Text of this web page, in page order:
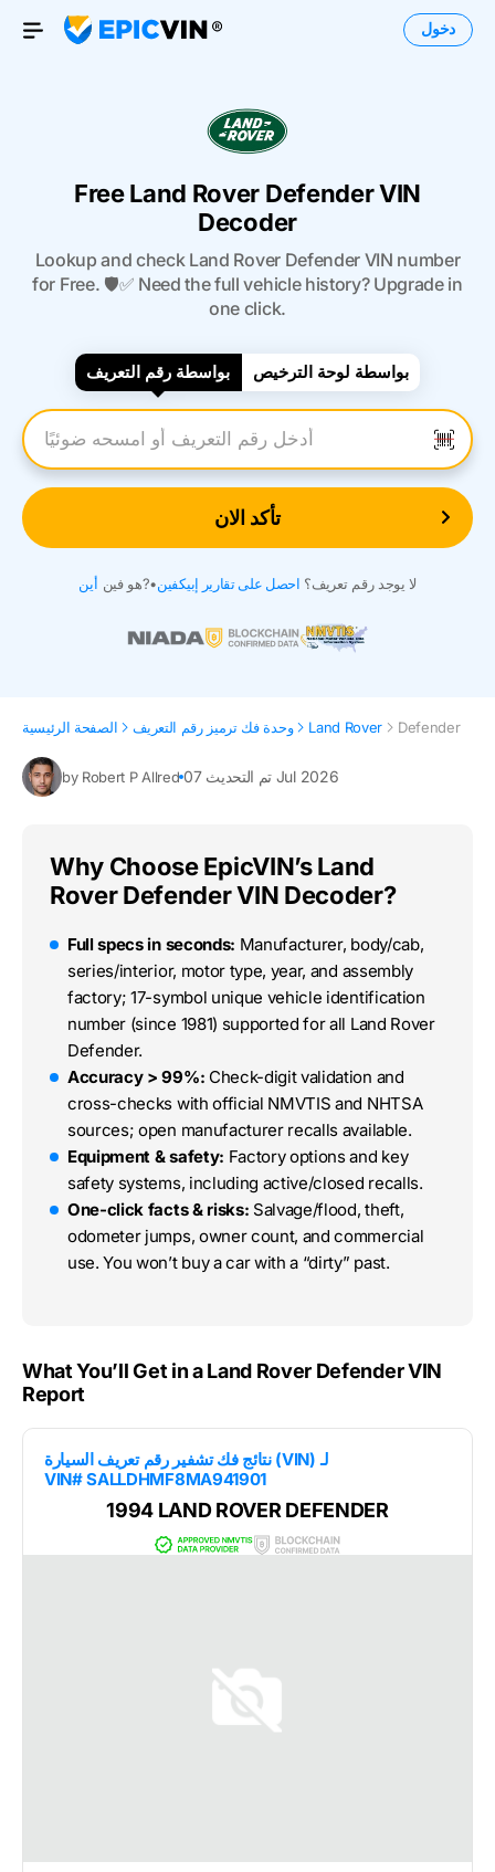
Open Menu
دخول
Free Land Rover Defender VIN
Decoder
Lookup and check Land Rover Defender VIN number
for Free. 🛡️✅ Need the full vehicle history? Upgrade in
one click.
بواسطة رقم التعريف بواسطة لوحة الترخيص
أدخل رقم التعريف
تأكد الان
أين هو فين?• لا يوجد رقم تعريف؟ احصل على تقارير إبيكفين
الصفحة الرئيسية وحدة فك ترميز رقم التعريف Land Rover Defender
by Robert P Allred تم التحديث 07 Jul 2026
Why Choose EpicVIN’s Land
Rover Defender VIN Decoder?
Full specs in seconds: Manufacturer, body/cab,
series/interior, motor type, year, and assembly
factory; 17-symbol unique vehicle identification
number (since 1981) supported for all Land Rover
Defender.
Accuracy > 99%: Check-digit validation and
cross-checks with official NMVTIS and NHTSA
sources; open manufacturer recalls available.
Equipment & safety: Factory options and key
safety systems, including active/closed recalls.
One-click facts & risks: Salvage/flood, theft,
odometer jumps, owner count, and commercial
use. You won’t buy a car with a “dirty” past.
What You’ll Get in a Land Rover Defender VIN
Report
نتائج فك تشفير رقم تعريف السيارة (VIN) لـ
VIN# SALLDHMF8MA941901
1994 LAND ROVER DEFENDER